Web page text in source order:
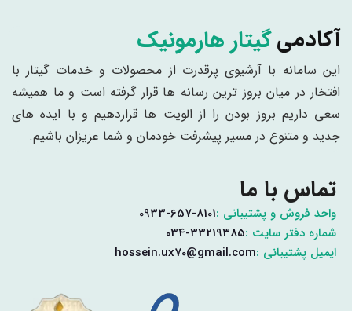
آکادمیگیتار هارمونیک
این سامانه با آرشیوی پرقدرت از محصولات و خدمات گیتار با
افتخار در میان بروز ترین رسانه ها قرار گرفته است و ما همیشه
سعی داریم بروز بودن را از الویت ها قراردهیم و با ایده های
جدید و متنوع در مسیر پیشرفت خودمان و شما عزیزان باشیم.
تماس با ما
واحد فروش و پشتیبانی :0933-657-8101
شماره دفتر سایت :034-33219385
ایمیل پشتیبانی :hossein.ux70@gmail.com